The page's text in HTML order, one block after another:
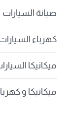
صيانة السيارات
كهرباء
ميكانيكا
ميكانيكا و